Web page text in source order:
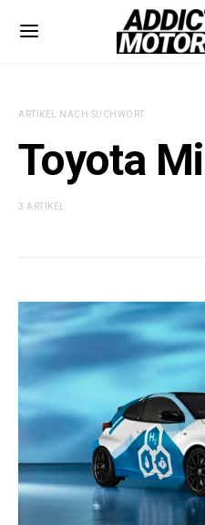
ARTIKEL NACH SUCHWORT
Toyota
3 ARTIKEL